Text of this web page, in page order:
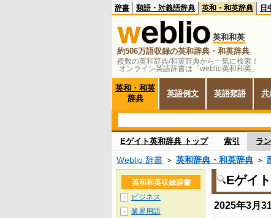
複数の英和辞典/和英辞典から一気に検索！
オンライン英語辞書は「weblio英和和英」
辞書 類語・対義語辞典 英和・和英辞典 日
英和和英
約506万語収録の英和辞典・和英辞典
英和・和英
辞典
英語例文 英語類語 共
Eゲイト英和辞典 トップ 索引 ラ
Weblio 辞書 ＞ 英和辞典・和英辞典 ＞
Eゲイ
2025年3月
英和和英収録辞書
＋ ビジネス
＋ 業界用語